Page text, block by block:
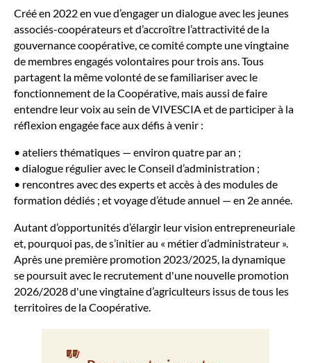
Créé en 2022 en vue d’engager un dialogue avec les jeunes
associés-coopérateurs et d’accroître l’attractivité de la
gouvernance coopérative, ce comité compte une vingtaine
de membres engagés volontaires pour trois ans. Tous
partagent la même volonté de se familiariser avec le
fonctionnement de la Coopérative, mais aussi de faire
entendre leur voix au sein de VIVESCIA et de participer à la
réflexion engagée face aux défis à venir :
• ateliers thématiques — environ quatre par an ;
• dialogue régulier avec le Conseil d’administration ;
• rencontres avec des experts et accès à des modules de
formation dédiés ; et voyage d’étude annuel — en 2e année.
Autant d’opportunités d’élargir leur vision entrepreneuriale
et, pourquoi pas, de s’initier au « métier d’administrateur ».
Après une première promotion 2023/2025, la dynamique
se poursuit avec le recrutement d'une nouvelle promotion
2026/2028 d'unevingtaine d’agriculteurs issus de tous les
territoires de la Coopérative.